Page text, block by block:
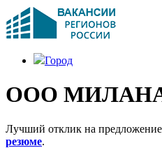
Город
ООО
Лучший отклик на предложение
резюме.